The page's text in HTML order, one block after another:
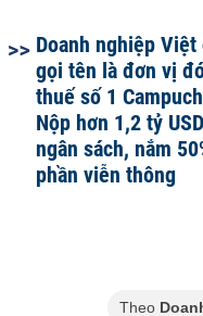
Doanh nghiệp
gọi tên là đơn vị
thuế số 1
Nộp hơn 1,2 tỷ
ngân sách, nắm
phần viễn thông
Theo